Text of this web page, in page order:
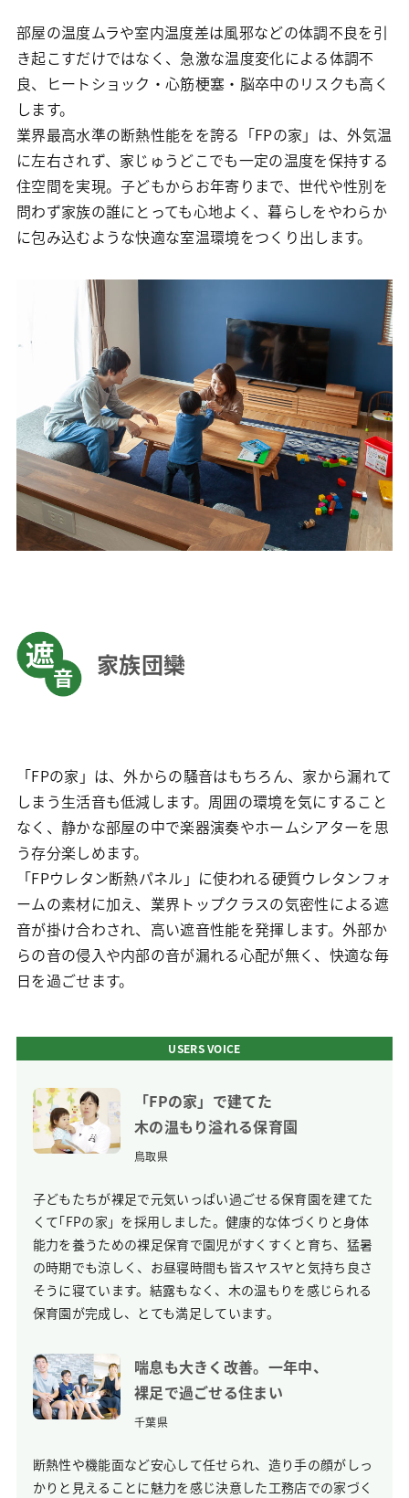
部屋の温度ムラや室内温度差は風邪などの体調不良を引
き起こすだけではなく、急激な温度変化による体調不
良、ヒートショック・心筋梗塞・脳卒中のリスクも高く
します。
業界最高水準の断熱性能をを誇る「FPの家」は、外気温
に左右されず、家じゅうどこでも一定の温度を保持する
住空間を実現。子どもからお年寄りまで、世代や性別を
問わず家族の誰にとっても心地よく、暮らしをやわらか
に包み込むような快適な室温環境をつくり出します。
家族団欒
「FPの家」は、外からの騒音はもちろん、家から漏れて
しまう生活音も低減します。周囲の環境を気にすること
なく、静かな部屋の中で楽器演奏やホームシアターを思
う存分楽しめます。
「FPウレタン断熱パネル」に使われる硬質ウレタンフォ
ームの素材に加え、業界トップクラスの気密性による遮
音が掛け合わされ、高い遮音性能を発揮します。外部か
らの音の侵入や内部の音が漏れる心配が無く、快適な毎
日を過ごせます。
USERS VOICE
「FPの家」で建てた
木の温もり溢れる保育園
鳥取県
子どもたちが裸足で元気いっぱい過ごせる保育園を建てた
くて｢FPの家」を採用しました。健康的な体づくりと身体
能力を養うための裸足保育で園児がすくすくと育ち、猛暑
の時期でも涼しく、お昼寝時間も皆スヤスヤと気持ち良さ
そうに寝ています。結露もなく、木の温もりを感じられる
保育園が完成し、とても満足しています。
喘息も大きく改善。 一年中、
裸足で過ごせる住まい
千葉県
断熱性や機能面など安心して任せられ、造り手の顔がしっ
かりと見えることに魅力を感じ決意した工務店での家づく